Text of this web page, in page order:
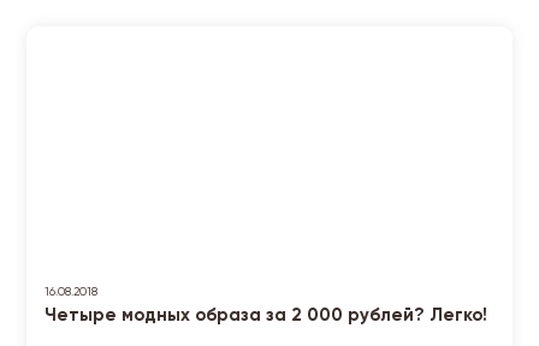
16.08.2018
Четыре модных образа за 2 000 рублей? Легко!